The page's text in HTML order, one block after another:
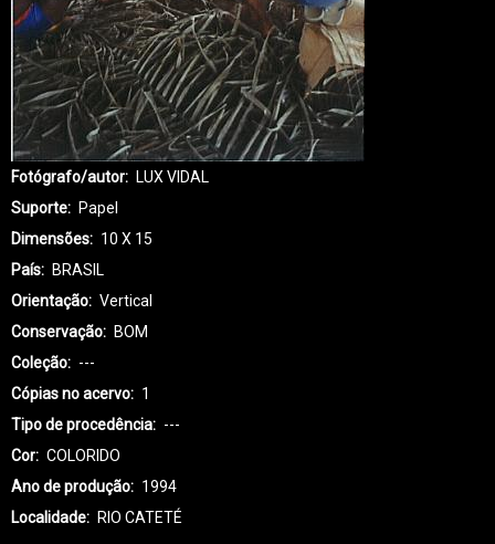
Fotógrafo/autor
LUX VIDAL
Suporte
Papel
Dimensões
10 X 15
País
BRASIL
Orientação
Vertical
Conservação
BOM
Coleção
---
Cópias no acervo
1
Tipo de procedência
---
Cor
COLORIDO
Ano de produção
1994
Localidade
RIO CATETÉ